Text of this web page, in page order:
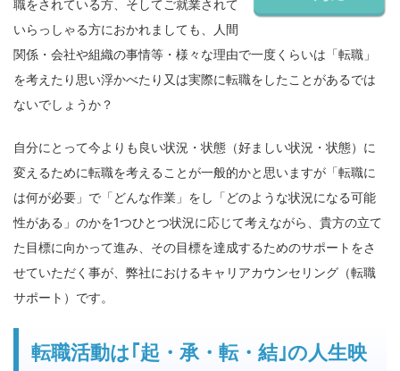
職をされている方、そしてご就業されて
いらっしゃる方におかれましても、人間
関係・会社や組織の事情等・様々な理由で一度くらいは「転職」
を考えたり思い浮かべたり又は実際に転職をしたことがあるでは
ないでしょうか？
自分にとって今よりも良い状況・状態（好ましい状況・状態）に
変えるために転職を考えることが一般的かと思いますが「転職に
は何が必要」で「どんな作業」をし「どのような状況になる可能
性がある」のかを1つひとつ状況に応じて考えながら、貴方の立て
た目標に向かって進み、その目標を達成するためのサポートをさ
せていただく事が、弊社におけるキャリアカウンセリング（転職
サポート）です。
転職活動は｢起・承・転・結｣の人生映